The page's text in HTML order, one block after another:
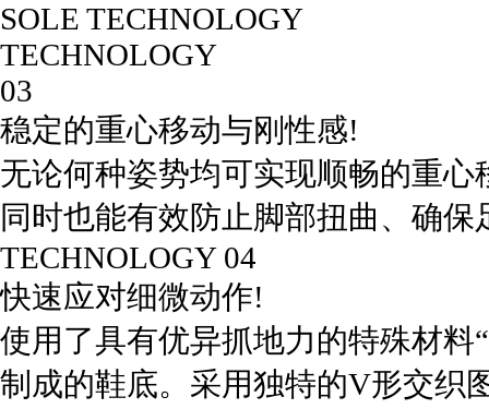
SOLE TECHNOLOGY
TECHNOLOGY
03
稳定的重心移动与刚性感!
无论何种姿势均可实现顺畅的重心
同时也能有效防止脚部扭曲、确保
TECHNOLOGY 04
快速应对细微动作!
使用了具有优异抓地力的特殊材料
制成的鞋底。采用独特的V形交织